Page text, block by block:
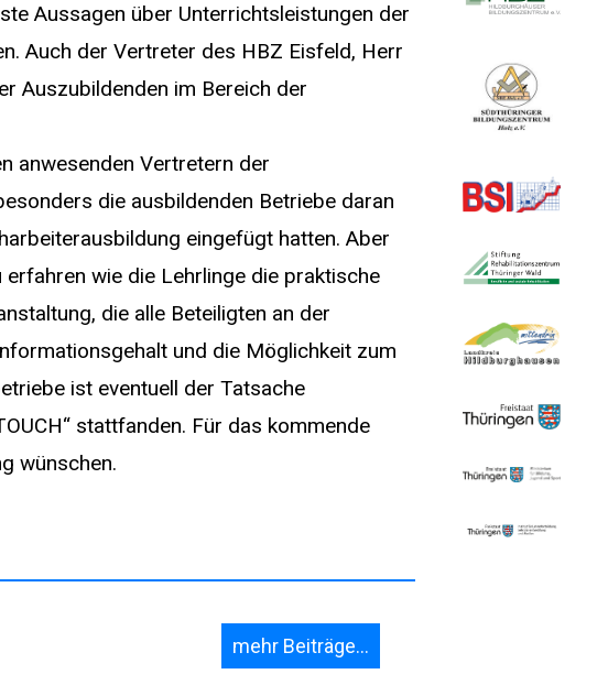
Aussagen über Unterrichtsleistungen der
Auch der Vertreter des HBZ Eisfeld, Herr
Auszubildenden im Bereich der
anwesenden Vertretern der
die ausbildenden Betriebe daran
eingefügt hatten. Aber
wie die Lehrlinge die praktische
die alle Beteiligten an der
und die Möglichkeit zum
ist eventuell der Tatsache
stattfanden. Für das kommende
wünschen.
mehr Beiträge...